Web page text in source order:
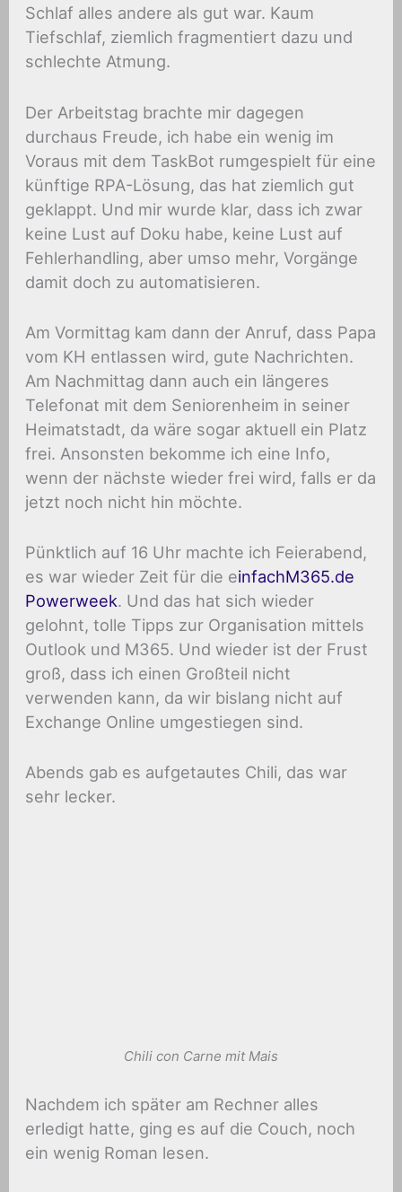
Schlaf alles andere als gut war. Kaum
Tiefschlaf, ziemlich fragmentiert dazu und
schlechte Atmung.
Der Arbeitstag brachte mir dagegen
durchaus Freude, ich habe ein wenig im
Voraus mit dem TaskBot rumgespielt für eine
künftige RPA-Lösung, das hat ziemlich gut
geklappt. Und mir wurde klar, dass ich zwar
keine Lust auf Doku habe, keine Lust auf
Fehlerhandling, aber umso mehr, Vorgänge
damit doch zu automatisieren.
Am Vormittag kam dann der Anruf, dass Papa
vom KH entlassen wird, gute Nachrichten.
Am Nachmittag dann auch ein längeres
Telefonat mit dem Seniorenheim in seiner
Heimatstadt, da wäre sogar aktuell ein Platz
frei. Ansonsten bekomme ich eine Info,
wenn der nächste wieder frei wird, falls er da
jetzt noch nicht hin möchte.
Pünktlich auf 16 Uhr machte ich Feierabend,
es war wieder Zeit für die einfachM365.de
Powerweek. Und das hat sich wieder
gelohnt, tolle Tipps zur Organisation mittels
Outlook und M365. Und wieder ist der Frust
groß, dass ich einen Großteil nicht
verwenden kann, da wir bislang nicht auf
Exchange Online umgestiegen sind.
Abends gab es aufgetautes Chili, das war
sehr lecker.
Chili con Carne mit Mais
Nachdem ich später am Rechner alles
erledigt hatte, ging es auf die Couch, noch
ein wenig Roman lesen.